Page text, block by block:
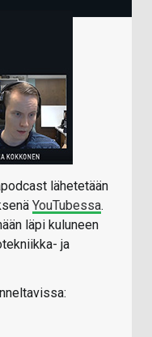
lähetetään
YouTubessa.
läpi kuluneen
ja